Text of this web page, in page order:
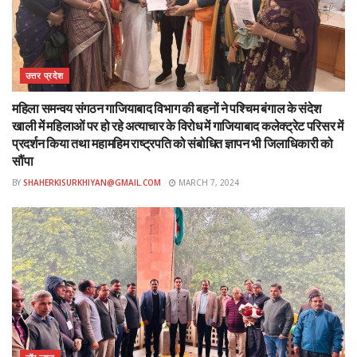
उत्तर प्रदेश
महिला समन्वय संगठन गाजियाबाद विभाग की बहनों ने पश्चिम बंगाल के संदेश
खाली में महिलाओं पर हो रहे अत्याचार के विरोध में गाजियाबाद कलेक्ट्रेट परिसर में
प्रदर्शन किया तथा महामहिम राष्ट्रपति को संबोधित ज्ञापन भी जिलाधिकारी को
सौंपा
BY SHAHERKISURKHIYAN@GMAIL.COM MARCH 7, 2024